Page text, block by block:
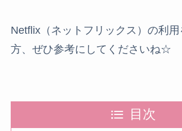
Netflix（ネットフリックス）の利
方、ぜひ参考にしてくださいね☆
目次